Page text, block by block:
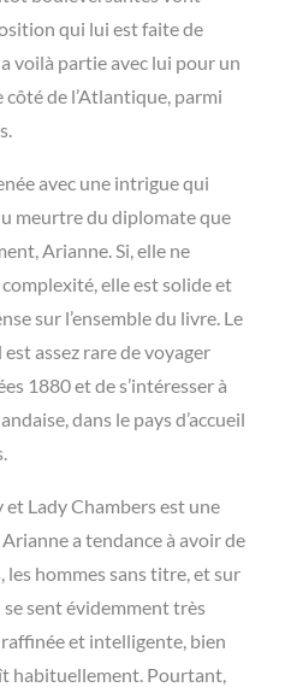
qui lui est faite de
voilà partie avec lui pour un
côté de l’Atlantique, parmi
avec une intrigue qui
meurtre du diplomate que
Arianne. Si, elle ne
elle est solide et
sur l’ensemble du livre. Le
assez rare de voyager
1880 et de s’intéresser à
dans le pays d’accueil
Lady Chambers est une
a tendance à avoir de
hommes sans titre, et sur
se sent évidemment très
et intelligente, bien
habituellement. Pourtant,